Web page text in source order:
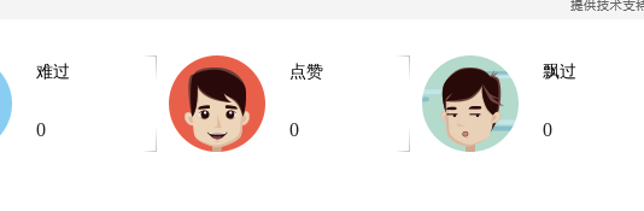
难过
0
点赞
0
飘过
0